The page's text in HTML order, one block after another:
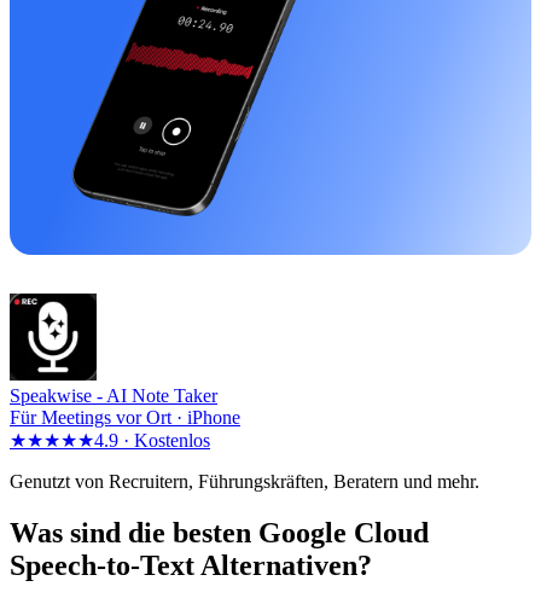
Speakwise - AI Note Taker
Für Meetings vor Ort · iPhone
★★★★★4.9 · Kostenlos
Genutzt von Recruitern, Führungskräften, Beratern und mehr.
Was sind die besten Google Cloud
Speech-to-Text Alternativen?